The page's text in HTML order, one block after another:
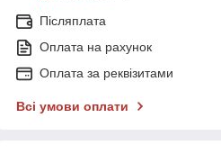
Післяплата
Оплата на рахунок
Оплата за реквізитами
Всі умови оплати